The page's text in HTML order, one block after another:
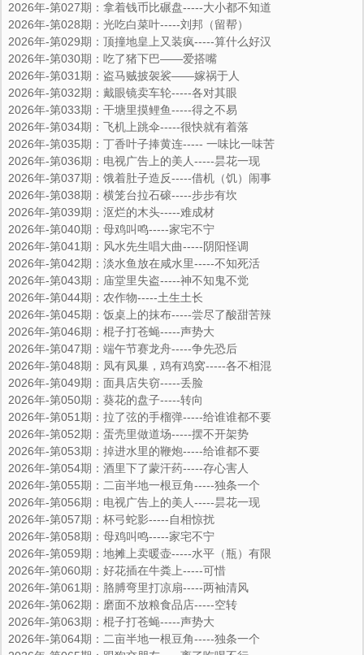
2026年-第027期：拿着钱币比碾盘-----大小都不知道
2026年-第028期：光吃白菜叶-----刘邦（留帮）
2026年-第029期：顶撞地皇上又装疯-----算什么好汉
2026年-第030期：吃了猪下巴――爱搭嘴
2026年-第031期：盗马贼披袈裟——嫁祸于人
2026年-第032期：戴眼镜卖车轮-----各对其眼
2026年-第033期：干塘里摸鲤鱼-----得之不易
2026年-第034期：飞机上跳伞-----很快就有着落
2026年-第035期：丁香叶子捧黄连----- 一味比一味苦
2026年-第036期：电视广告上的美人-----昙花一现
2026年-第037期：饿着肚子造反-----借机（饥）闹事
2026年-第038期：横笼台拉石磙-----步步有坎
2026年-第039期：沤烂的木头-----难成材
2026年-第040期：母鸡叫鸣-----家宅不宁
2026年-第041期：风水先生唱大曲-----阴阳怪调
2026年-第042期：淡水鱼放在咸水里-----不知死活
2026年-第043期：庙堂里失盗-----神不知鬼不觉
2026年-第044期：农作物-----土生土长
2026年-第045期：饭桌上的抹布-----尝尽了酸甜苦辣
2026年-第046期：棍子打苍蝇-----声势大
2026年-第047期：端午节赛龙舟-----争先恐后
2026年-第048期：凤有凤巢，鸡有鸡窝-----各不相混
2026年-第049期：面具店失窃-----丢脸
2026年-第050期：葵花的盘子-----转向
2026年-第051期：拉了弦的手榴弹-----给谁谁都不要
2026年-第052期：蛋壳里做道场-----摆不开架势
2026年-第053期：掉进水里的鞭炮-----给谁都不要
2026年-第054期：酒里下了蒙汗药-----存心害人
2026年-第055期：二亩半地一根豆角-----独条一个
2026年-第056期：电视广告上的美人-----昙花一现
2026年-第057期：杯弓蛇影-----自相惊扰
2026年-第058期：母鸡叫鸣-----家宅不宁
2026年-第059期：地摊上卖暖壶-----水平（瓶）有限
2026年-第060期：好花插在牛粪上-----可惜
2026年-第061期：胳膊弯里打凉扇-----两袖清风
2026年-第062期：磨面不放粮食品店-----空转
2026年-第063期：棍子打苍蝇-----声势大
2026年-第064期：二亩半地一根豆角-----独条一个